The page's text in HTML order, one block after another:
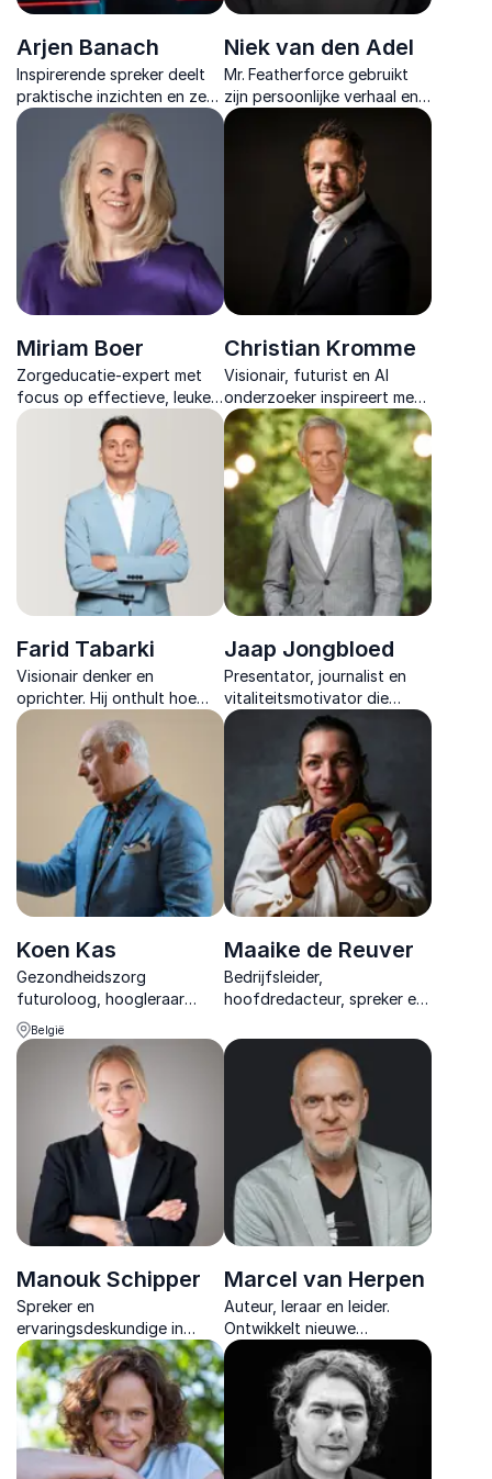
Arjen Banach
Inspirerende spreker deelt
praktische inzichten en zes
bewezen principes om
werkgeluk en duurzame
inzetbaarheid
toekomstgericht vorm te
geven.
Niek van den Adel
Mr. Featherforce gebruikt
zijn persoonlijke verhaal en
wetenschappelijke inzichten
om mensen en organisaties
te inspireren tot echte
Miriam Boer
Zorgeducatie-expert met
focus op effectieve, leuke
en praktische
leerstrategieën voor directe
toepassing.
Christian Kromme
Visionair, futurist en AI
onderzoeker inspireert met
vernieuwende inzichten
over technologie, menselijke
ontwikkeling en
toekomstgericht
leiderschap.
Farid Tabarki
Visionair denker en
oprichter. Hij onthult hoe
organisaties kunnen
navigeren in een vloeibare
samenleving, met visie,
veerkracht en
organiserende principes.
Jaap Jongbloed
Presentator, journalist en
vitaliteitsmotivator die
medewerkers helpt meer
energie, discipline en regie
te vinden in werk en leven.
Koen Kas
Gezondheidszorg
futuroloog, hoogleraar
moleculaire oncologie &
delight denker. Als spreker
en CEO van Healthskouts
schetst hij een beeld op de
toekomst van de zorg.
België
Maaike de Reuver
Bedrijfsleider,
hoofdredacteur, spreker en
kennis deelt met een globaal
publiek. Van trends
herkennen tot vernieuwing
stimuleren.
Manouk Schipper
Spreker en
ervaringsdeskundige in
mentale signalen laat zien
hoe gedrag voorafgaat aan
uitval en helpt organisaties
eerder ingrijpen en beter
functioneren
Marcel van Herpen
Auteur, leraar en leider.
Ontwikkelt nieuwe
onderwijspraktijken en
begeleidt opvoeders. Zijn
filosofie is dat geen kind
mag worden buitengesloten.